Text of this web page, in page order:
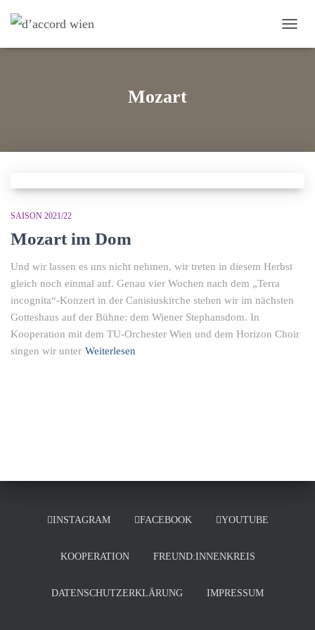
Mozart
SAISON 2021/22
Mozart im Dom
Und wir lassen es uns nicht nehmen, wir treten in diesem Herbst
gleich noch einmal auf. Genau vier Wochen nach dem „Terra
incognita“-Konzert in der Canisiuskirche stehen wir im nächsten
Gotteshaus auf der Bühne: dem Wiener Stephansdom. In
Kooperation mit dem TU-Orchester Wien und dem Horizon Choir
singen wir unter Weiterlesen
INSTAGRAM FACEBOOK YOUTUBE
KOOPERATION FREUND:INNENKREIS
DATENSCHUTZERKLÄRUNG IMPRESSUM